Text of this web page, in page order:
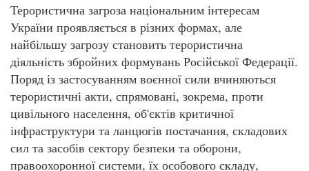
Терористична загроза національним інтересам
України проявляється в різних формах, але
найбільшу загрозу становить терористична
діяльність збройних формувань Російської Федерації.
Поряд із застосуванням воєнної сили вчиняються
терористичні акти, спрямовані, зокрема, проти
цивільного населення, об'єктів критичної
інфраструктури та ланцюгів постачання, складових
сил та засобів сектору безпеки та оборони,
правоохоронної системи, їх особового складу,